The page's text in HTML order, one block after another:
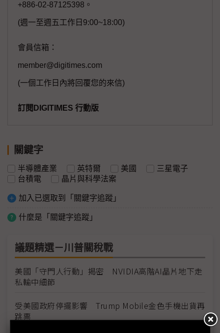
+886-02-87125398。
(週一至週五工作日9:00~18:00)
會員信箱：
member@digitimes.com
(一個工作日內將回覆您的來信)
訂閱DIGITIMES 行動版
關鍵字
半導體產業 英特爾 美國
三星電子
台積電
晶片與科學法案
加入已選取到「關鍵字追蹤」
什麼是「關鍵字追蹤」
議題精選－川普關稅戰
美國「守門人行動」揭密 NVIDIA高階AI晶片地下走
私輸中細節
受美國政府停擺影響 Trump Mobile金色手機出貨再
跳票